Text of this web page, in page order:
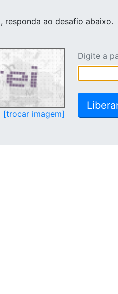
, responda ao desafio abaixo.
[trocar imagem]
Digite a